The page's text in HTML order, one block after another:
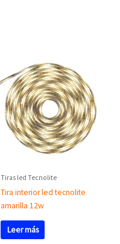
Tiras led Tecnolite
Tira interior led tecnolite
amarilla 12w
Leer más